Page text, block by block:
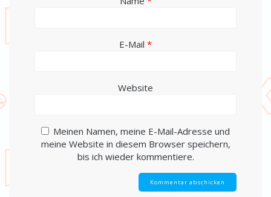
E-Mail *
Website
Meinen Namen, meine E-Mail-Adresse und
meine Website in diesem Browser speichern,
bis ich wieder kommentiere.